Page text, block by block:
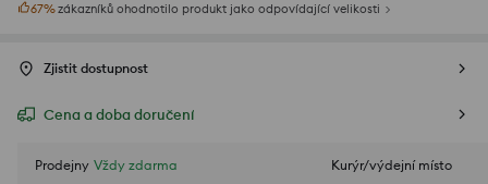
67%zákazníků ohodnotilo produkt jako odpovídající velikosti
Zjistit dostupnost
Cena a doba doručení
Prodejny Vždy zdarma
Kurýr/výdejní místo